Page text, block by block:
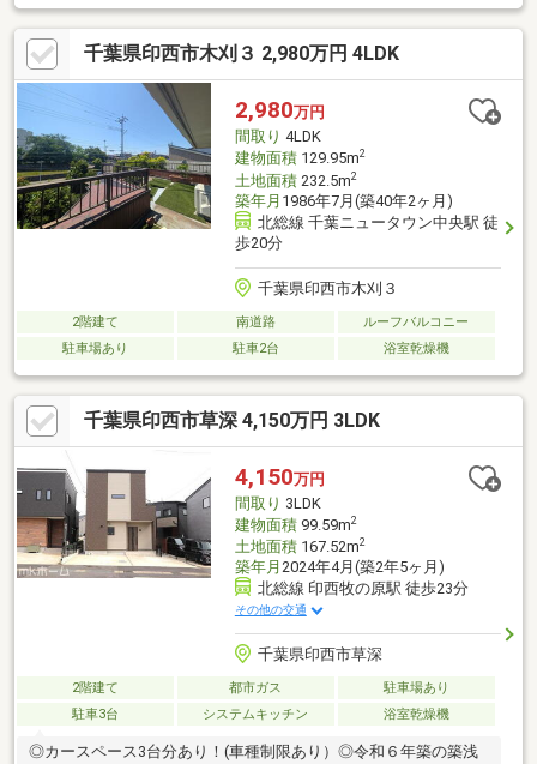
にはイオンモールなどもあり、お買い物施設が充実！■ 敷地面積
約65坪のゆとりある土地！■ 南側に大きいお庭があり、周辺から
の目線も気にならない！■ ２０１７年 フッ素2液タイプの塗料で
屋根外壁塗装工事済み！長持ち安心！■ 2階寝室は間仕切り対応可
能で将来2部屋として利用可能！ご案内はご自宅へお迎え・最寄り
駅等でお待ち合わせも可能です！ご遠慮なくお申し付けください
☆
千葉県印西市木刈３ 2,980万円 4LDK
2,980万円
間取り 4LDK
建物面積129.95m2
土地面積232.5m2
築年月 1986年7月(築40年2ヶ月)
北総線 千葉ニュータウン中央駅 徒
歩20分
千葉県印西市木刈３
2階建て 南道路
ルーフバルコニー
駐車場あり
駐車2台 浴室乾燥機
千葉県印西市草深 4,150万円 3LDK
4,150万円
間取り 3LDK
建物面積99.59m2
土地面積167.52m2
築年月 2024年4月(築2年5ヶ月)
北総線 印西牧の原駅 徒歩23分
その他の交通
千葉県印西市草深
2階建て 都市ガス
駐車場あり
駐車3台
システムキッチン 浴室乾燥機
◎カースペース3台分あり！(車種制限あり）◎令和６年築の築浅